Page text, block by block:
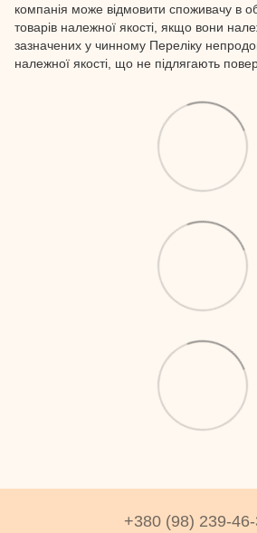
компанія може відмовити споживачу в
товарів належної якості, якщо вони
зазначених у чинному Переліку
належної якості, що не підлягають
+380 (98) 239-